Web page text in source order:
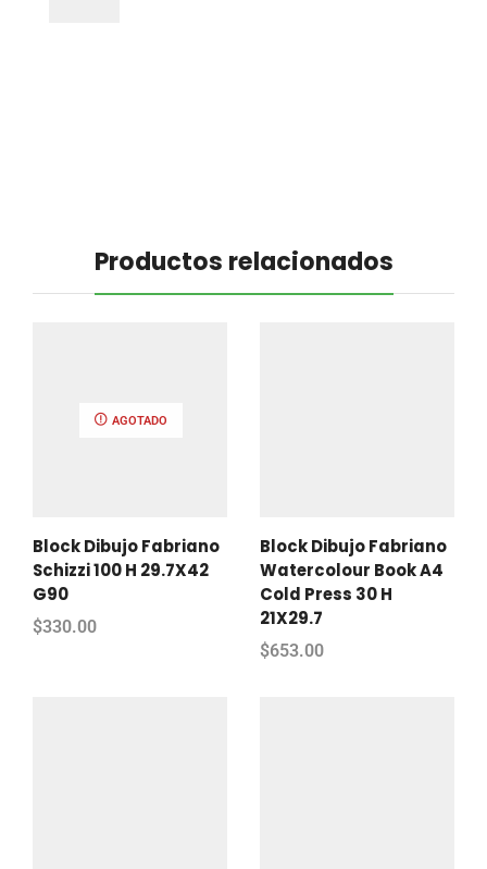
Productos relacionados
AGOTADO
Block Dibujo Fabriano
Schizzi 100 H 29.7X42
G90
$330.00
Block Dibujo Fabriano
Watercolour Book A4
Cold Press 30 H
21X29.7
$653.00